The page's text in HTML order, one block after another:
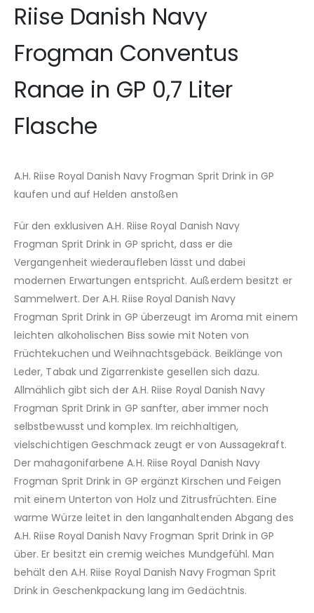
Riise Danish Navy
Frogman Conventus
Ranae in GP 0,7 Liter
Flasche
A.H. Riise Royal Danish Navy Frogman Sprit Drink in GP
kaufen und auf Helden anstoßen
Für den exklusiven A.H. Riise Royal Danish Navy
Frogman Sprit Drink in GP spricht, dass er die
Vergangenheit wiederaufleben lässt und dabei
modernen Erwartungen entspricht. Außerdem besitzt er
Sammelwert. Der A.H. Riise Royal Danish Navy
Frogman Sprit Drink in GP überzeugt im Aroma mit einem
leichten alkoholischen Biss sowie mit Noten von
Früchtekuchen und Weihnachtsgebäck. Beiklänge von
Leder, Tabak und Zigarrenkiste gesellen sich dazu.
Allmählich gibt sich der A.H. Riise Royal Danish Navy
Frogman Sprit Drink in GP sanfter, aber immer noch
selbstbewusst und komplex. Im reichhaltigen,
vielschichtigen Geschmack zeugt er von Aussagekraft.
Der mahagonifarbene A.H. Riise Royal Danish Navy
Frogman Sprit Drink in GP ergänzt Kirschen und Feigen
mit einem Unterton von Holz und Zitrusfrüchten. Eine
warme Würze leitet in den langanhaltenden Abgang des
A.H. Riise Royal Danish Navy Frogman Sprit Drink in GP
über. Er besitzt ein cremig weiches Mundgefühl. Man
behält den A.H. Riise Royal Danish Navy Frogman Sprit
Drink in Geschenkpackung lang im Gedächtnis.